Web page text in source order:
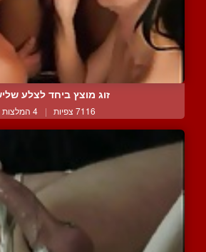
זוג מוצץ ביחד לצלע
7116 צפיות | 4 המלצות